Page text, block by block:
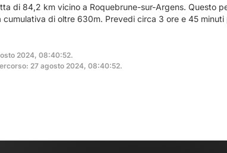
di 84,2 km vicino a Roquebrune-sur-Argens. Questo
cumulativa di oltre 630m. Prevedi circa 3 ore e 45
2024, 08:40:52.
27 agosto 2024, 08:40:52.